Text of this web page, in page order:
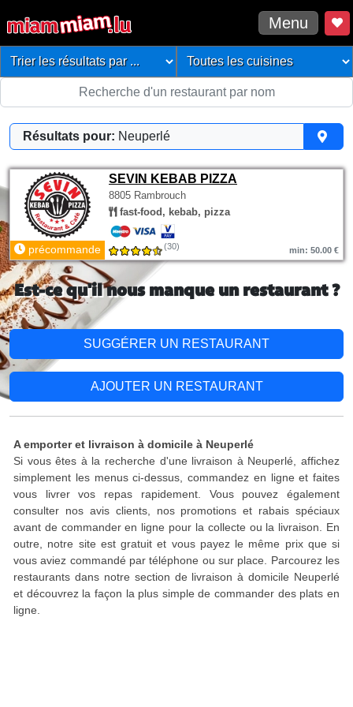
Menu
Résultats pour: Neuperlé
SEVIN KEBAB PIZZA
8805 Rambrouch
fast-food, kebab, pizza
précommande (30) min: 50.00 €
Est-ce qu'il nous manque un restaurant ?
SUGGÉRER UN RESTAURANT
AJOUTER UN RESTAURANT
A emporter et livraison à domicile à Neuperlé
Si vous êtes à la recherche d'une livraison à Neuperlé, affichez
simplement les menus ci-dessus, commandez en ligne et faites
vous livrer vos repas rapidement. Vous pouvez également
consulter nos avis clients, nos promotions et rabais spéciaux
avant de commander en ligne pour la collecte ou la livraison. En
outre, notre site est gratuit et vous payez le même prix que si
vous aviez commandé par téléphone ou sur place. Parcourez les
restaurants dans notre section de livraison à domicile Neuperlé
et découvrez la façon la plus simple de commander des plats en
ligne.